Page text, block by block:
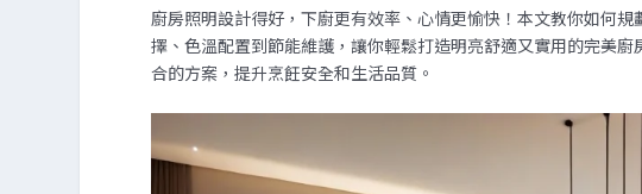
廚房照明設計得好，下廚更有效率、心情更愉快！本文教你如何
擇、色溫配置到節能維護，讓你輕鬆打造明亮舒適又實用的完美
合的方案，提升烹飪安全和生活品質。